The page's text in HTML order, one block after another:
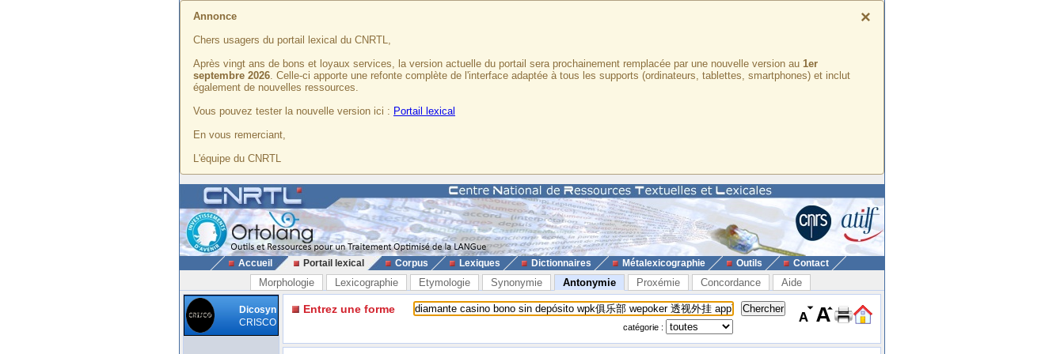
×
Annonce
Chers usagers du portail lexical du CNRTL,
Après vingt ans de bons et loyaux services, la version actuelle du portail sera prochainement remplacée par une nouvelle version au 1er
septembre 2026. Celle-ci apporte une refonte complète de l'interface adaptée à tous les supports (ordinateurs, tablettes, smartphones) et inclut
également de nouvelles ressources.
Vous pouvez tester la nouvelle version ici : Portail lexical
En vous remerciant,
L'équipe du CNRTL
Accueil Portail lexical Corpus Lexiques Dictionnaires Métalexicographie Outils Contact
Morphologie Lexicographie Etymologie Synonymie Antonymie Proxémie Concordance Aide
Dicosyn
CRISCO
Entrez une forme
catégorie :